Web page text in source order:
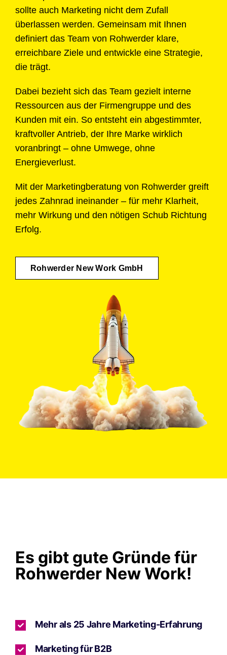
sollte auch Marketing nicht dem Zufall
überlassen werden. Gemeinsam mit Ihnen
definiert das Team von Rohwerder klare,
erreichbare Ziele und entwickle eine Strategie,
die trägt.
Dabei bezieht sich das Team gezielt interne
Ressourcen aus der Firmengruppe und des
Kunden mit ein. So entsteht ein abgestimmter,
kraftvoller Antrieb, der Ihre Marke wirklich
voranbringt – ohne Umwege, ohne
Energieverlust.
Mit der Marketingberatung von Rohwerder greift
jedes Zahnrad ineinander – für mehr Klarheit,
mehr Wirkung und den nötigen Schub Richtung
Erfolg.
Rohwerder New Work GmbH
Es gibt gute Gründe für
Rohwerder New Work!
Mehr als 25 Jahre Marketing-Erfahrung
Marketing für B2B